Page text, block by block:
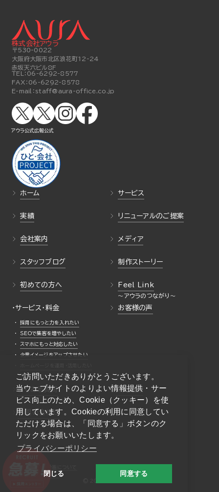
ご訪問いただきありがとうございます。
当ウェブサイトのよりよい情報提供・サー
ビス向上のため、Cookie（クッキー）を使
用しています。Cookieの利用に同意してい
ただける場合は、「同意する」ボタンのク
リックをお願いいたします。
プライバシーポリシー
閉じる 同意する
ホーム サービス
実績 リニューアルのご提案
会社案内 メディア
スタッフブログ 制作ストーリー
初めての方へ Feel Link
・サービス・料金
採用にもっと力を入れたい
SEOで集客を増やしたい
スマホにもっと対応したい
企業イメージをアップさせたい
お客様の声
よくある質問 採用情報
お問い合わせ
株式会社アウラ
〒530-0022
大阪府大阪市北区浪花町12-24
赤坂天六ビル8F
TEL： 06-6292-8577
FAX： 06-6292-8578
E-mail： staff@aura-office.co.jp
アウラ公式 広報公式
プライバシーポリシー